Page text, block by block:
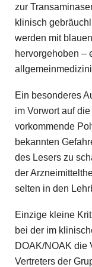
zur
klinisch
werden mit
hervorgehoben –
Ein besonderes
im Vorwort auf
vorkommende
bekannten
des Lesers zu
der
selten in den
Einzige kleine
bei der im
DOAK/NOAK die
Vertreters der